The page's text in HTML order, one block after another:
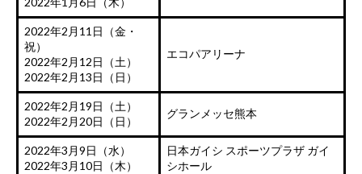
2022年2月11日（金・
祝）
2022年2月12日（土）
2022年2月13日（日）
エコパアリーナ
2022年2月19日（土）
2022年2月20日（日）
グランメッセ熊本
2022年3月9日（水）
2022年3月10日（木）
日本ガイシ スポーツプラザ ガイ
シホール